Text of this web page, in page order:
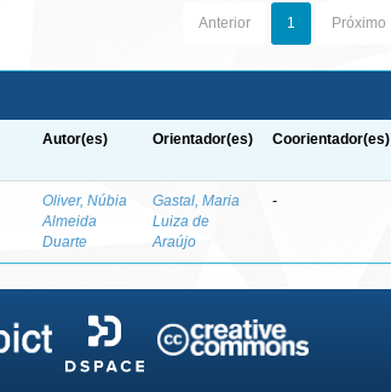
Anterior 1 Próximo
Autor(es) Orientador(es) Coorientador(es)
Oliver, Núbia
Almeida
Duarte
Gastal, Maria
Luiza de
Araújo
-